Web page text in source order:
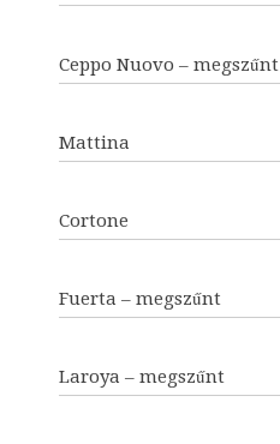
Ceppo Nuovo – megszűnt
Mattina
Cortone
Fuerta – megszűnt
Laroya – megszűnt